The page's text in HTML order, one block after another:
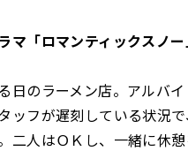
マ「ロマンティックスノ
日のラーメン店。アルバ
ッフが遅刻している状況
二人はＯＫし、一緒に休